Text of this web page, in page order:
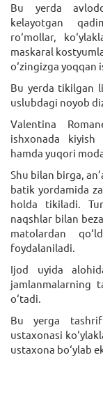
Bu yerda
kelayotgan
ro‘mollar,
maskaral
o‘zingizga
Bu yerda tikilgan
uslubdagi noyob
Valentina
ishxonada kiyish
hamda yuqori
Shu bilan birga,
batik yordamida
holda tikiladi.
naqshlar bilan
matolardan
foydalaniladi.
Ijod uyida
jamlanmalarning
o‘tadi.
Bu yerga tashrif
ustaxonasi
ustaxona bo‘ylab